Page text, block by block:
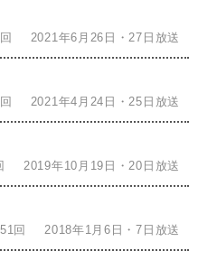
2021年6月26日・27日放送
2021年4月24日・25日放送
2019年10月19日・20日放送
回 2018年1月6日・7日放送